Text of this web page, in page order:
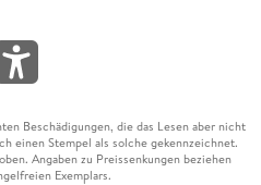
Beschädigungen, die das Lesen aber nicht
einen Stempel als solche gekennzeichnet.
Angaben zu Preissenkungen beziehen
Exemplars.